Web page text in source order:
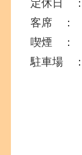
定休日
客席 ：
喫煙 ：
駐車場